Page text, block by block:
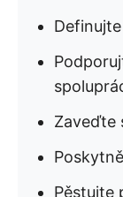
Zaveďte
Pěstujte